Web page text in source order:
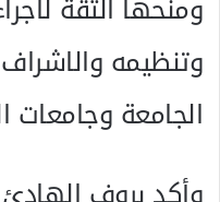
وتنظيمه
الجامعة وجامعات